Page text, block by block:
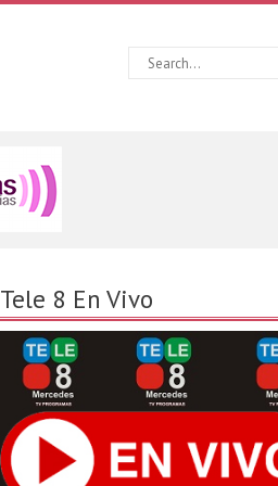
Tele 8 En Vivo